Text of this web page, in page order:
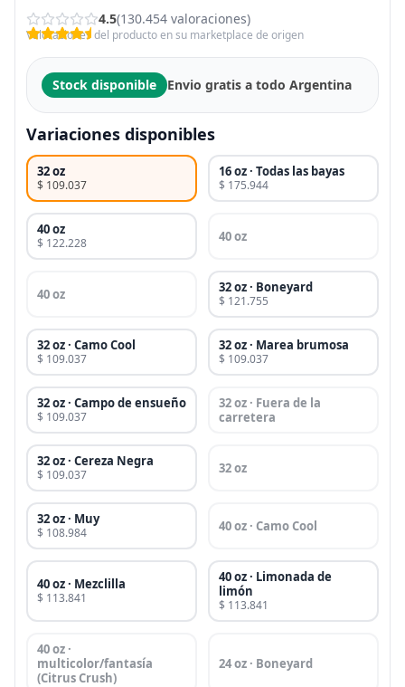
4.5(130.454 valoraciones)
Valoraciones del producto en su marketplace de origen
Stock disponible Envio gratis a todo Argentina
Variaciones disponibles
32 oz
$ 109.037
16 oz · Todas las bayas
$ 175.944
40 oz
$ 122.228 40 oz
40 oz 32 oz · Boneyard
$ 121.755
32 oz · Camo Cool
$ 109.037
32 oz · Marea brumosa
$ 109.037
32 oz · Campo de ensueño
$ 109.037
32 oz · Fuera de la
carretera
32 oz · Cereza Negra
$ 109.037 32 oz
32 oz · Muy
$ 108.984 40 oz · Camo Cool
40 oz · Mezclilla
$ 113.841
40 oz · Limonada de
limón
$ 113.841
40 oz ·
multicolor/fantasía
(Citrus Crush)
24 oz · Boneyard